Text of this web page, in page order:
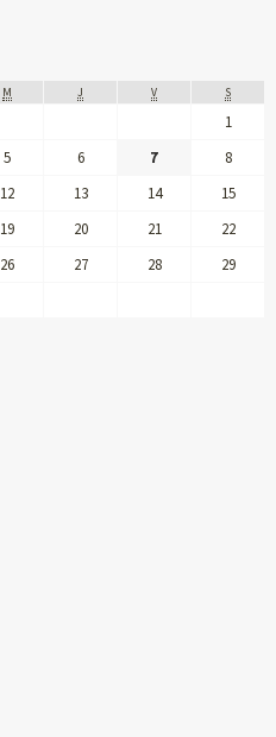
M J V S
1
5 6 7
8
12 13 14
15
19 20 21
22
26 27 28
29